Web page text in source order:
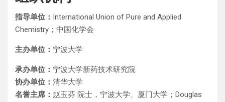
指导单位 ： International Union of Pure and Applied
Chemistry；中国化学会
主办单位： 宁波大学
承办单位： 宁波大学新药技术研究院
协办单位： 清华大学
名誉主席： 赵玉芬 院士，宁波大学、厦门大学；Douglas